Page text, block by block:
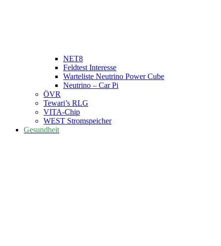
NET8
Feldtest Interesse
Warteliste Neutrino Power Cube
Neutrino – Car Pi
ÖVR
Tewari’s RLG
VITA-Chip
WEST Stromspeicher
Gesundheit